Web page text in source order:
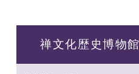
禅文化歴史博物館